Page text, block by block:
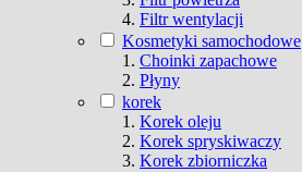
Filtr wentylacji
Kosmetyki samochodowe
Choinki zapachowe
Płyny
korek
Korek oleju
Korek spryskiwaczy
Korek zbiorniczka